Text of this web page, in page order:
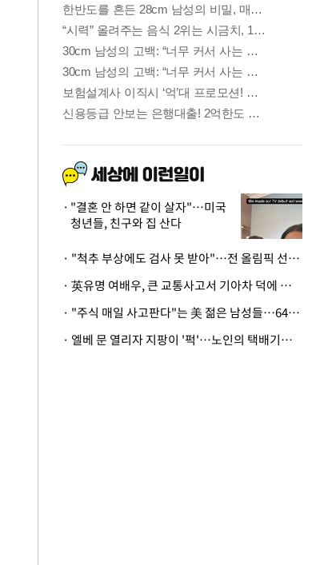
"결혼 안 하면 같이 살자"…미국
청년들, 친구와 집 산다
· "척추 부상에도 검사 못 받아"…전 올림픽 선수, 美봅슬레이협회 상대 소송
· 英유명 여배우, 큰 교통사고서 기아차 덕에 살았다
· "주식 매일 사고판다"는 美 젊은 남성들…64%가 "나는 인생의 패배자“
· 엘베 문 열리자 지팡이 '퍽'…노인의 택배기사 폭행 이유